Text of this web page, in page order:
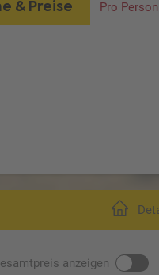
& Preise Pro
anzeigen